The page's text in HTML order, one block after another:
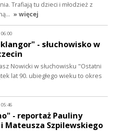
Trafiają tu dzieci i młodzież z
» więcej
- słuchowisko w
Nowicki w słuchowisku "Ostatni
lat 90. ubiegłego wieku to okres
- reportaż Pauliny
Mateusza Szpilewskiego